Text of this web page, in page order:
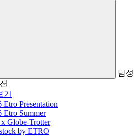
남성
기
Etro Presentation
Etro Summer
Globe-Trotter
by ETRO